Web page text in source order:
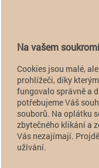
verze pro PC
Na vašem
Cookies jsou malé,
prohlížeči, díky
fungovalo správně a
potřebujeme Váš
souborů. Na oplátku
zbytečného klikání a
Vás nezajímají.
užívání.